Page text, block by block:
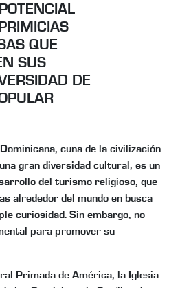
QUE
SUS
DE
cuna de la civilización
gran diversidad cultural, es un
del turismo religioso, que
alrededor del mundo en busca
curiosidad. Sin embargo, no
para promover su
Primada de América, la Iglesia